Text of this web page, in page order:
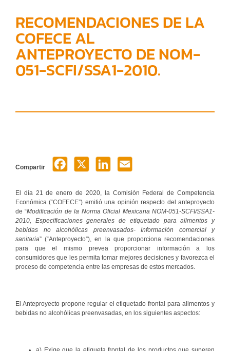
RECOMENDACIONES DE LA
COFECE AL
ANTEPROYECTO DE NOM-
051-SCFI/SSA1-2010.
Compartir
El día 21 de enero de 2020, la Comisión Federal de Competencia
Económica (“COFECE”) emitió una opinión respecto del anteproyecto
de “Modificación de la Norma Oficial Mexicana NOM-051-SCFI/SSA1-
2010, Especificaciones generales de etiquetado para alimentos y
bebidas no alcohólicas preenvasados- Información comercial y
sanitaria” (“Anteproyecto”), en la que proporciona recomendaciones
para que el mismo prevea proporcionar información a los
consumidores que les permita tomar mejores decisiones y favorezca el
proceso de competencia entre las empresas de estos mercados.
El Anteproyecto propone regular el etiquetado frontal para alimentos y
bebidas no alcohólicas preenvasadas, en los siguientes aspectos: